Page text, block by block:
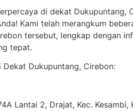
di dekat Dukupuntang,
Kami telah merangkum
tersebut, lengkap dengan
tepat.
Dekat Dukupuntang, Cirebon:
Lantai 2, Drajat, Kec. Kesambi,